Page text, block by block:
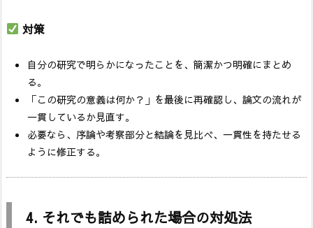
対策
自分の研究で明らかになったことを、簡潔かつ明確にまとめ
る。
「この研究の意義は何か？」を最後に再確認し、論文の流れが
一貫しているか見直す。
必要なら、序論や考察部分と結論を見比べ、一貫性を持たせる
ように修正する。
4. それでも詰められた場合の対処法